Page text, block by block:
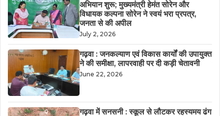
अभियान शुरू; मुख्यमंत्री हेमंत सोरेन और
विधायक कल्पना सोरेन ने स्वयं भरा प्रपत्र,
जनता से की अपील
July 2, 2026
गढ़वा : जनकल्याण एवं विकास कार्यों की उपायुक्त
ने की समीक्षा, लापरवाही पर दी कड़ी चेतावनी
June 22, 2026
गढ़वा में सनसनी : स्कूल से लौटकर रहस्यमय ढंग